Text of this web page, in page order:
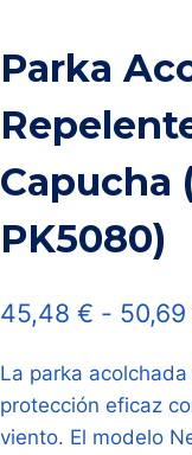
Parka
Capucha
PK5080)
45,48 € - 50,69
La parka
protección eficaz
viento. El modelo